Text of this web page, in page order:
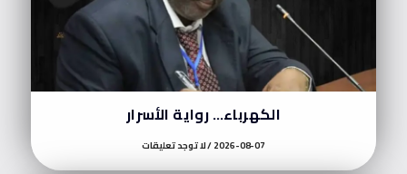
الكهرباء… رواية الأسرار
2026-08-07 لا توجد تعليقات